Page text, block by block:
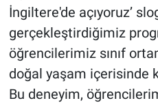
İngiltere'de açıyoruz’
gerçekleştirdiğimiz
öğrencilerimiz sınıf
doğal yaşam içerisinde
Bu deneyim,